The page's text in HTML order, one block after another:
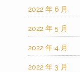
2022 年 6 月
2022 年 5 月
2022 年 4 月
2022 年 3 月